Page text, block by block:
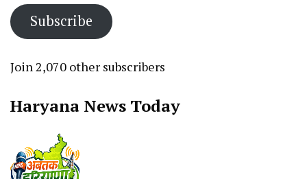
Subscribe
Join 2,070 other subscribers
Haryana News Today